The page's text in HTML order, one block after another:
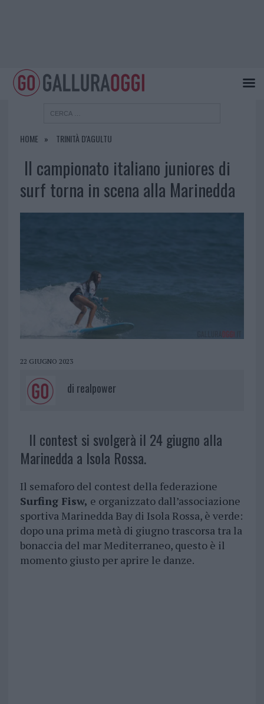
HOME TRINITÀ D'AGULTU
Il campionato italiano juniores di
surf torna in scena alla Marinedda
22 GIUGNO 2023
di realpower
Il contest si svolgerà il 24 giugno alla
Marinedda a Isola Rossa.
Il semaforo del contest della federazione
Surfing Fisw, e organizzato dall’associazione
sportiva Marinedda Bay di Isola Rossa, è verde:
dopo una prima metà di giugno trascorsa tra la
bonaccia del mar Mediterraneo, questo è il
momento giusto per aprire le danze.